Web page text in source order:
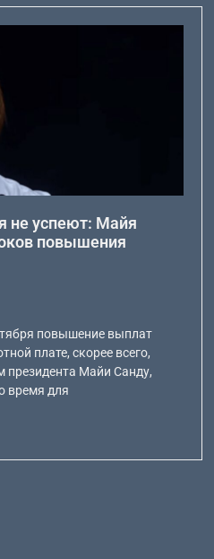
не успеют: Майя
повышения
повышение выплат
плате, скорее всего,
президента Майи Санду,
время для